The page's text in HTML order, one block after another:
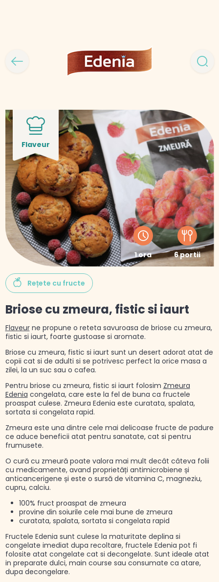
Flaveur
1 ora 6 portii
Rețete cu fructe
Briose cu zmeura, fistic si iaurt
Flaveurne propune o reteta savuroasa de briose cu zmeura,
fistic si iaurt, foarte gustoase si aromate.
Briose cu zmeura, fistic si iaurt sunt un desert adorat atat de
copii cat si de adulti si se potrivesc perfect la orice masa a
zilei, la un suc sau o cafea.
Pentru briose cu zmeura, fistic si iaurt folosim Zmeura
Edenia congelata, care este la fel de buna ca fructele
proaspat culese. Zmeura Edenia este curatata, spalata,
sortata si congelata rapid.
Zmeura este una dintre cele mai delicoase fructe de padure
ce aduce beneficii atat pentru sanatate, cat si pentru
frumusete.
O cură cu zmeură poate valora mai mult decât câteva folii
cu medicamente, avand proprietăți antimicrobiene și
anticancerigene și este o sursă de vitamina C, magneziu,
cupru, calciu.
100% fruct proaspat de zmeura
provine din soiurile cele mai bune de zmeura
curatata, spalata, sortata si congelata rapid
Fructele Edenia sunt culese la maturitate deplina si
congelate imediat dupa recoltare, fructele Edenia pot fi
folosite atat congelate cat si decongelate. Sunt ideale atat
in preparate dulci, main course sau consumate ca atare,
dupa decongelare.